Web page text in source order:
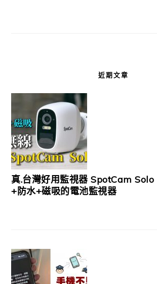
近期文章
真.台灣好用監視器 SpotCam
+防水+磁吸的電池監視器